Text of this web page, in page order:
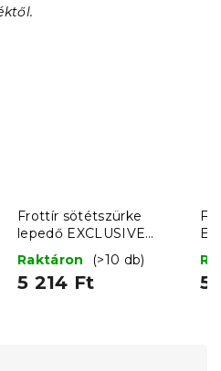
Frottír sötétszürke
lepedő EXCLUSIVE
180x200 cm
Raktáron (>10 db)
5 214 Ft 5